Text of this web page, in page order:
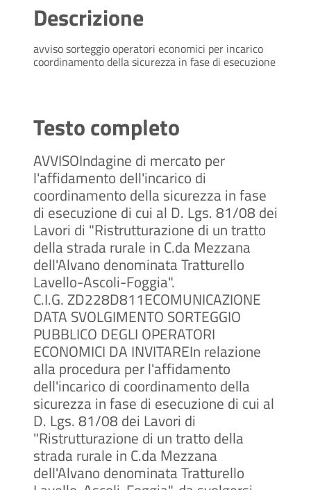
Descrizione
avviso sorteggio operatori economici per incarico
coordinamento della sicurezza in fase di esecuzione
Testo completo
AVVISOIndagine di mercato per
l'affidamento dell'incarico di
coordinamento della sicurezza in fase
di esecuzione di cui al D. Lgs. 81/08 dei
Lavori di "Ristrutturazione di un tratto
della strada rurale in C.da Mezzana
dell'Alvano denominata Tratturello
Lavello-Ascoli-Foggia".
C.I.G. ZD228D811ECOMUNICAZIONE
DATA SVOLGIMENTO SORTEGGIO
PUBBLICO DEGLI OPERATORI
ECONOMICI DA INVITAREIn relazione
alla procedura per l'affidamento
dell'incarico di coordinamento della
sicurezza in fase di esecuzione di cui al
D. Lgs. 81/08 dei Lavori di
"Ristrutturazione di un tratto della
strada rurale in C.da Mezzana
dell'Alvano denominata Tratturello